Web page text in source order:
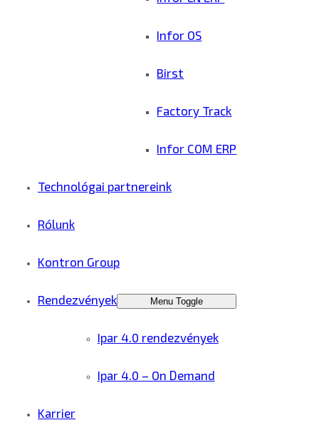
Infor OS
Birst
Factory Track
Infor COM ERP
Technológai partnereink
Rólunk
Kontron Group
Rendezvények Menu Toggle
Ipar 4.0 rendezvények
Ipar 4.0 – On Demand
Karrier